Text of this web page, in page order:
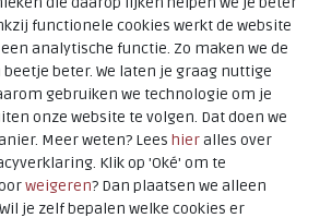
Black
Nubuck
nee
functionele cookies werkt de website
analytische functie. Zo maken we de
beter. We laten je graag nuttige
gebruiken we technologie om je
onze website te volgen. Dat doen we
Meer weten? Lees hieralles over
Klik op 'Oké' om te
weigeren? Dan plaatsen we alleen
je zelf bepalen welke cookies er